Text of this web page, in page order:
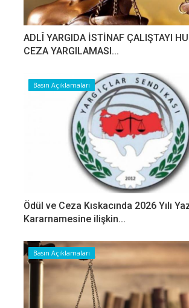
ADLÎ YARGIDA İSTİNAF ÇALIŞTAYI
CEZA YARGILAMASI...
Basın Açıklamaları
Ödül ve Ceza Kıskacında 2026 Yılı
Kararnamesine ilişkin...
Basın Açıklamaları